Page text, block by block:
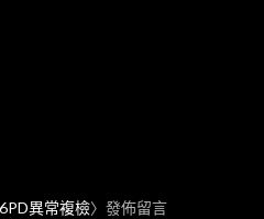
異常複檢〉發佈留言